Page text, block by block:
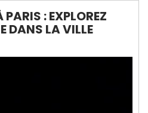
PARIS : EXPLOREZ
DANS LA VILLE